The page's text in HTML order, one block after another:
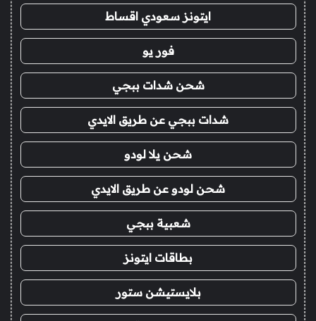
ايتونز سعودي اقساط
فور يو
شحن شدات ببجي
شدات ببجي عن طريق الايدي
شحن يلا لودو
شحن لودو عن طريق الايدي
شعبية ببجي
بطاقات ايتونز
بلايستيشن ستور